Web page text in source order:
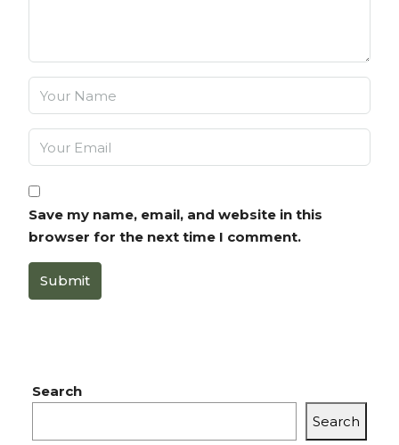
Save my name, email, and website in this
browser for the next time I comment.
Submit
Search
Search